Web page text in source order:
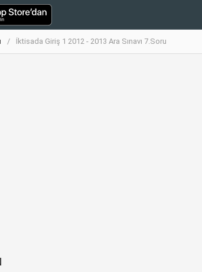
İktisada Giriş 1 2012 - 2013 Ara Sınavı 7.Soru